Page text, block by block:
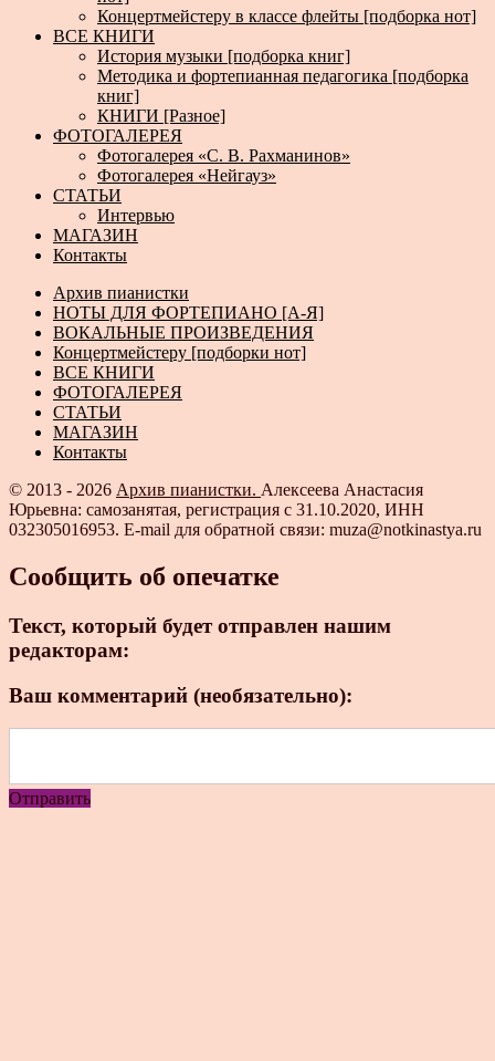
Концертмейстеру в классе флейты [подборка нот]
ВСЕ КНИГИ
История музыки [подборка книг]
Методика и фортепианная педагогика [подборка
книг]
КНИГИ [Разное]
ФОТОГАЛЕРЕЯ
Фотогалерея «С. В. Рахманинов»
Фотогалерея «Нейгауз»
СТАТЬИ
Интервью
МАГАЗИН
Контакты
Архив пианистки
НОТЫ ДЛЯ ФОРТЕПИАНО [А-Я]
ВОКАЛЬНЫЕ ПРОИЗВЕДЕНИЯ
Концертмейстеру [подборки нот]
ВСЕ КНИГИ
ФОТОГАЛЕРЕЯ
СТАТЬИ
МАГАЗИН
Контакты
© 2013 - 2026 Архив пианистки. Алексеева Анастасия
Юрьевна: самозанятая, регистрация с 31.10.2020, ИНН
032305016953. E-mail для обратной связи: muza@notkinastya.ru
Сообщить об опечатке
Текст, который будет отправлен нашим
редакторам:
Ваш комментарий (необязательно):
Отправить